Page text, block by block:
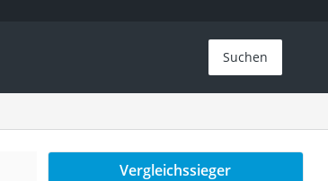
Suchen
Vergleichssieger